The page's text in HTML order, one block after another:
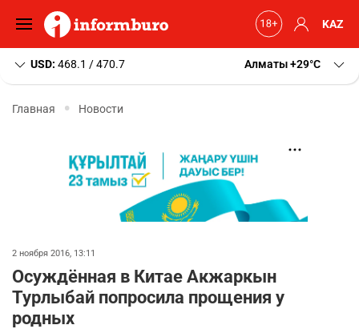
KAZ
USD: 468.1 / 470.7 Алматы+29 C
Главная Новости
2 ноября 2016, 13:11
Осуждённая в Китае Акжаркын
Турлыбай попросила прощения у
родных